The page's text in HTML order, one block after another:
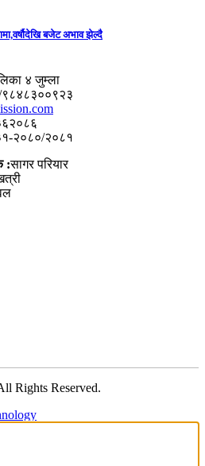
बजेट अभाव झेल्दै
४ जुम्ला
९८४८३००९२३
२०८०/२०८१
:सागर परियार
Rights Reserved.